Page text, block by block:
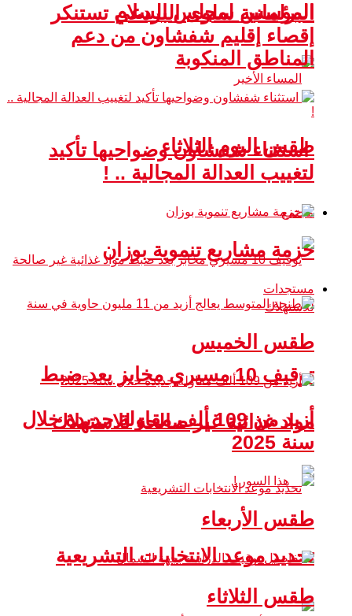
المؤسس لمجلس السلام
طقس اليوم الثلاثاء
مجتمع
توقيف 10 مسيري مخابز بعد ضبط
مواد غذائية غير صالحة للاستهلاك
تحديد موعد الانتخابات التشريعية
البرلمانية سلوى البردعي تستنكر
إقصاء إقليم شفشاون من دعم
المناطق المنكوبة
استثناء شفشاون وضواحيها تأكيد
لتغييب العدالة المجالية .. !
حزمة مشاريع تنموية بوزان
مستجدات
طقس الخميس
أزيد من 109 ألف مقاولة جديدة خلال
سنة 2025
طقس الأربعاء
طقس الثلاثاء